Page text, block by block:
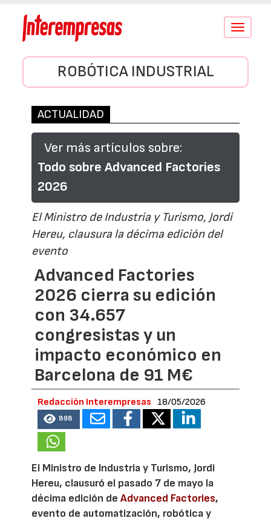
Conmutar
ROBÓTICA INDUSTRIAL
ACTUALIDAD
Ver más artículos sobre:
Todo sobre Advanced Factories
2026
El Ministro de Industria y Turismo, Jordi
Hereu, clausura la décima edición del
evento
Advanced Factories
2026 cierra su edición
con 34.657
congresistas y un
impacto económico en
Barcelona de 91 M€
Redacción Interempresas 18/05/2026
898
El Ministro de Industria y Turismo, Jordi
Hereu, clausuró el pasado 7 de mayo la
décima edición deAdvanced Factories,
evento de automatización, robótica y